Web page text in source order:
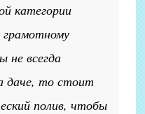
категории
не всегда
даче, то стоит
полив, чтобы